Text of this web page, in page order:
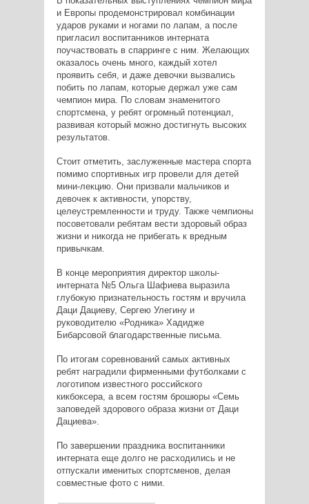
и Европы продемонстрировал комбинации
ударов руками и ногами по лапам, а после
пригласил воспитанников интерната
поучаствовать в спарринге с ним. Желающих
оказалось очень много, каждый хотел
проявить себя, и даже девочки вызвались
побить по лапам, которые держал уже сам
чемпион мира. По словам знаменитого
спортсмена, у ребят огромный потенциал,
развивая который можно достигнуть высоких
результатов.
Стоит отметить, заслуженные мастера спорта
помимо спортивных игр провели для детей
мини-лекцию. Они призвали мальчиков и
девочек к активности, упорству,
целеустремленности и труду. Также чемпионы
посоветовали ребятам вести здоровый образ
жизни и никогда не прибегать к вредным
привычкам.
В конце мероприятия директор школы-
интерната №5 Ольга Шафиева выразила
глубокую признательность гостям и вручила
Даци Дациеву, Сергею Улегину и
руководителю «Родника» Хадидже
Бибарсовой благодарственные письма.
По итогам соревнований самых активных
ребят наградили фирменными футболками с
логотипом известного российского
кикбоксера, а всем гостям брошюры «Семь
заповедей здорового образа жизни от Даци
Дациева».
По завершении праздника воспитанники
интерната еще долго не расходились и не
отпускали именитых спортсменов, делая
совместные фото с ними.